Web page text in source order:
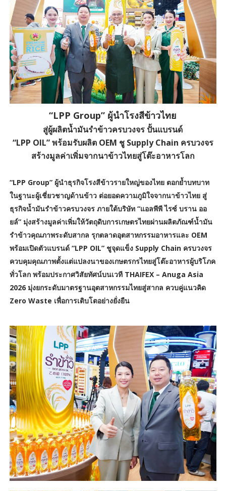
“LPP Group” ผู้นำโรงสีข้าวไทย
สู่ผู้ผลิตน้ำมันรำข้าวครบวงจร ปั้นแบรนด์
“LPP OIL” พร้อมรับผลิต OEM ชู Supply Chain ครบวงจร
สร้างมูลค่าเพิ่มจากนาข้าวไทยสู่โต๊ะอาหารโลก
“LPP Group” ผู้นำธุรกิจโรงสีข้าวรายใหญ่ของไทย ตอกย้ำบทบาท
ในฐานะผู้เชี่ยวชาญด้านข้าว ต่อยอดความภูมิใจจากนาข้าวไทย สู่
ธุรกิจน้ำมันรำข้าวครบวงจร ภายใต้บริษัท “แอลพีพี ไรซ์ บราน ออ
ยล์” มุ่งสร้างมูลค่าเพิ่มให้วัตถุดิบการเกษตรไทยผ่านผลิตภัณฑ์น้ำมัน
รำข้าวคุณภาพระดับสากล รุกตลาดอุตสาหกรรมอาหารและ OEM
พร้อมเปิดตัวแบรนด์ “LPP OIL” ชูจุดแข็ง Supply Chain ครบวงจร
ควบคุมคุณภาพตั้งแต่แปลงนาของเกษตรกรไทยสู่โต๊ะอาหารผู้บริโภค
ทั่วโลก พร้อมประกาศวิสัยทัศน์บนเวที THAIFEX – Anuga Asia
2026 มุ่งยกระดับมาตรฐานอุตสาหกรรมไทยสู่สากล ควบคู่แนวคิด
Zero Waste เพื่อการเติบโตอย่างยั่งยืน